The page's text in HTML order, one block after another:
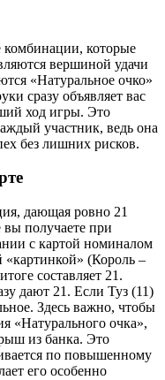
которые
вершиной удачи
«Натуральное очко»
сразу объявляет вас
ход игры. Это
участник, ведь она
без лишних рисков.
дающая ровно 21
вы получаете при
с картой номиналом
«картинкой» (Король –
составляет 21.
дают 21. Если Туз (11)
Здесь важно, чтобы
«Натурального очка»,
из банка. Это
по повышенному
его особенно